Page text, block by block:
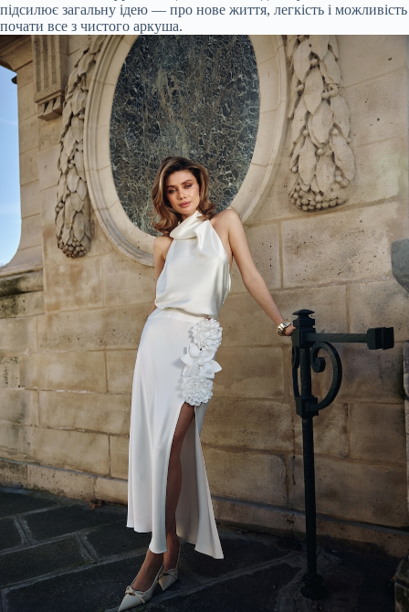
підсилює загальну ідею — про нове життя, легкість і можливість
почати все з чистого аркуша.